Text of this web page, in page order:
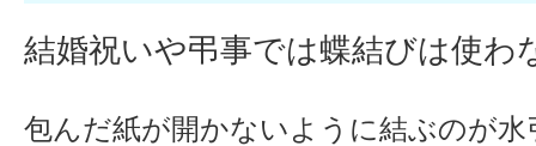
結婚祝いや弔事では蝶結びは使わ
包んだ紙が開かないように結ぶのが